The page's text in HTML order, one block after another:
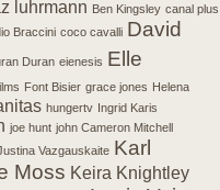
luhrmann Ben Kingsley canal plus
Braccini coco cavalli David
Duran eienesis Elle
Font Bisier grace jones Helena
hungertv Ingrid Karis
joe hunt john Cameron Mitchell
Vazgauskaite Karl
Moss Keira Knightley